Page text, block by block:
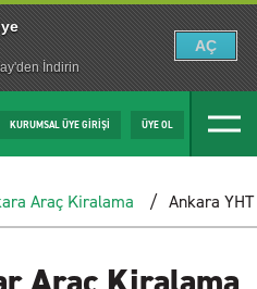
KURUMSAL ÜYE GİRİŞİ ÜYE OL
Araç Kiralama Ankara
İndirin
AÇ